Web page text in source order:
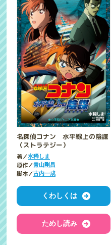
名探偵コナン 水平線上の陰謀
（ストラテジー）
著／水稀しま
原作／青山剛昌
脚本／古内一成
くわしくは
ためし読み